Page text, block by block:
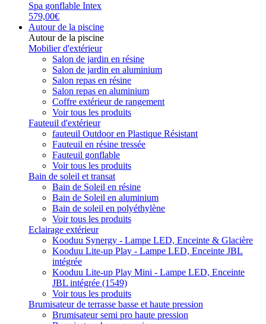
Spa gonflable Intex
579,00€
Autour de la piscine
Autour de la piscine
Mobilier d'extérieur
Salon de jardin en résine
Salon de jardin en aluminium
Salon repas en résine
Salon repas en aluminium
Coffre extérieur de rangement
Voir tous les produits
Fauteuil d'extérieur
fauteuil Outdoor en Plastique Résistant
Fauteuil en résine tressée
Fauteuil gonflable
Voir tous les produits
Bain de soleil et transat
Bain de Soleil en résine
Bain de Soleil en aluminium
Bain de soleil en polyéthylène
Voir tous les produits
Eclairage extérieur
Kooduu Synergy - Lampe LED, Enceinte & Glacière
Kooduu Lite-up Play - Lampe LED, Enceinte JBL
intégrée
Kooduu Lite-up Play Mini - Lampe LED, Enceinte
JBL intégrée (1549)
Voir tous les produits
Brumisateur de terrasse basse et haute pression
Brumisateur semi pro haute pression